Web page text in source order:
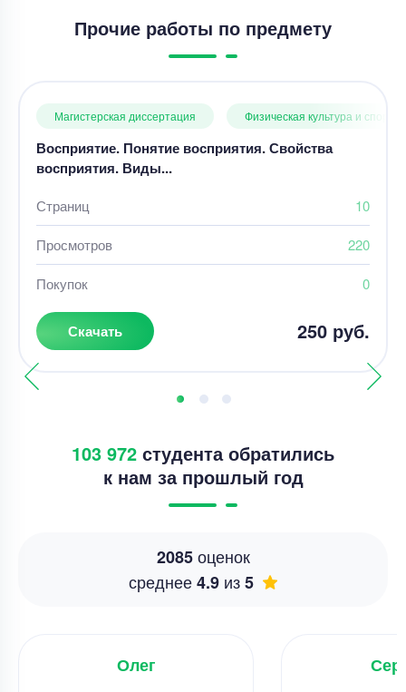
Прочие работы по предмету
Магистерская диссертация Физическая культура и спорт
Восприятие. Понятие восприятия. Свойства
восприятия. Виды...
Страниц 10
Просмотров 220
Покупок 0
Скачать 250 руб.
103 972 студента обратились
к нам за прошлый год
2085оценок
среднее4.9 из5
Олег